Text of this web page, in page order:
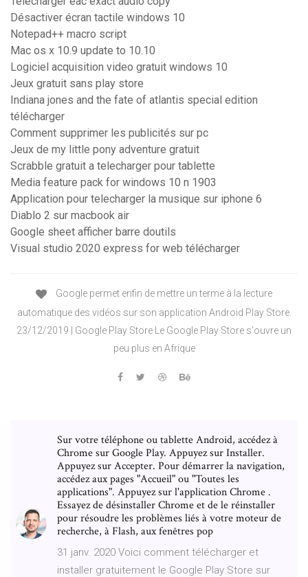
Désactiver écran tactile windows 10
Notepad++ macro script
Mac os x 10.9 update to 10.10
Logiciel acquisition video gratuit windows 10
Jeux gratuit sans play store
Indiana jones and the fate of atlantis special edition
télécharger
Comment supprimer les publicités sur pc
Jeux de my little pony adventure gratuit
Scrabble gratuit a telecharger pour tablette
Media feature pack for windows 10 n 1903
Application pour telecharger la musique sur iphone 6
Diablo 2 sur macbook air
Google sheet afficher barre doutils
Visual studio 2020 express for web télécharger
Google permet enfin de mettre un terme à la lecture
automatique des vidéos sur son application Android Play Store.
23/12/2019 | Google Play Store Le Google Play Store s'ouvre un
peu plus en Afrique
Sur votre téléphone ou tablette Android, accédez à
Chrome sur Google Play. Appuyez sur Installer.
Appuyez sur Accepter. Pour démarrer la navigation,
accédez aux pages "Accueil" ou "Toutes les
applications". Appuyez sur l'application Chrome .
Essayez de désinstaller Chrome et de le réinstaller
pour résoudre les problèmes liés à votre moteur de
recherche, à Flash, aux fenêtres pop
31 janv. 2020 Voici comment télécharger et
installer gratuitement le Google Play Store sur